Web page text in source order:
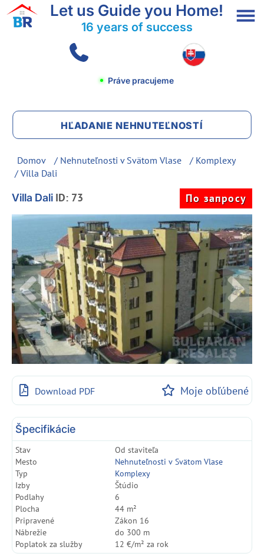
Let us Guide you Home!
16 years of success
Práve pracujeme
HĽADANIE NEHNUTEĽNOSTÍ
Domov / Nehnuteľnosti v Svätom Vlase / Komplexy
/ Villa Dali
Villa Dali ID: 73 По запросу
Download PDF Moje obľúbené
Špecifikácie
Stav
Od staviteľa
Mesto
Nehnuteľnosti v Svätom Vlase
Typ
Komplexy
Izby
Štúdio
Podlahy
6
Plocha
44 m²
Pripravené
Zákon 16
Nábrežie
do 300 m
Poplatok za služby
12 €/m² za rok